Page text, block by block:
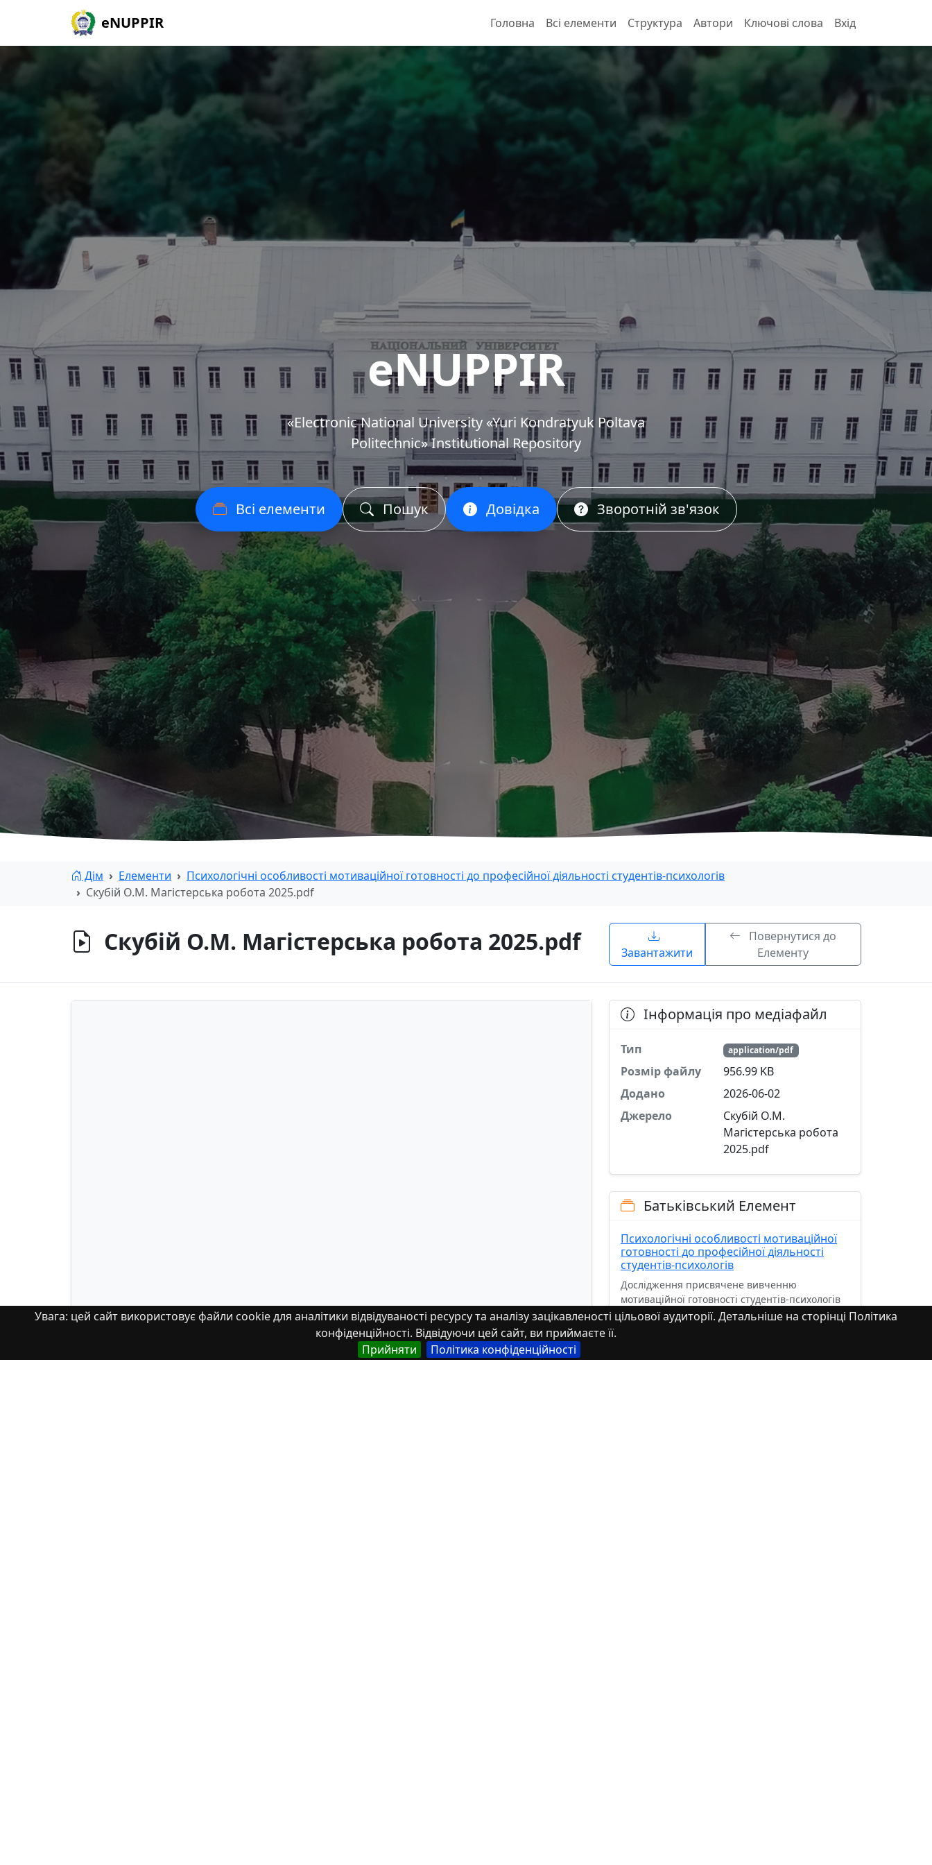
Увага: цей сайт використовує файли cookie для аналітики відвідуваності ресурсу та аналізу зацікавленості цільової аудиторії. Детальніше на сторінці Політика
конфіденційності. Відвідуючи цей сайт, ви приймаєте її.
Прийняти
Політика конфіденційності
eNUPPIR Головна Всі елементи Структура Автори Ключові слова Вхід
eNUPPIR
«Еlectronic National University «Yuri Kondratyuk Poltava
Politechnic» Institutional Repository
Всі елементи Пошук Довідка Зворотній зв'язок
Дім Елементи
Психологічні особливості мотиваційної готовності до професійної діяльності студентів-психологів
Скубій О.М. Магістерська робота 2025.pdf
Скубій О.М. Магістерська робота 2025.pdf Завантажити
Повернутися до
Елементу
Інформація про медіафайл
Тип application/pdf
Розмір файлу
956.99 KB
Додано
2026-06-02
Джерело
Скубій О.М.
Магістерська робота
2025.pdf
Батьківський Елемент
Психологічні особливості мотиваційної
готовності до професійної діяльності
студентів-психологів
Дослідження присвячене вивченню
мотиваційної готовності студентів-психологів
до професійної діяльності. Розглянуто
Перегляд Елементу